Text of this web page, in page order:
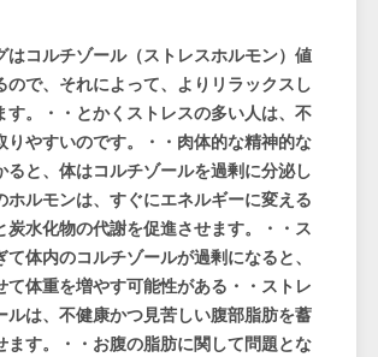
はコルチゾール（ストレスホルモン）値
ので、それによって、よりリラックスし
す。・・とかくストレスの多い人は、不
りやすいのです。・・肉体的な精神的な
ると、体はコルチゾールを過剰に分泌し
ホルモンは、すぐにエネルギーに変える
炭水化物の代謝を促進させます。・・ス
て体内のコルチゾールが過剰になると、
て体重を増やす可能性がある・・ストレ
ルは、不健康かつ見苦しい腹部脂肪を蓄
ます。・・お腹の脂肪に関して問題とな